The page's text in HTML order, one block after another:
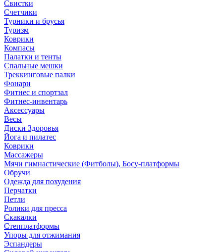
Свистки
Счетчики
Турники и брусья
Туризм
Коврики
Компасы
Палатки и тенты
Спальные мешки
Треккинговые палки
Фонари
Фитнес и спортзал
Фитнес-инвентарь
Аксессуары
Весы
Диски Здоровья
Йога и пилатес
Коврики
Массажеры
Мячи гимнастические (Фитболы), Босу-платформы
Обручи
Одежда для похудения
Перчатки
Петли
Ролики для пресса
Скакалки
Степплатформы
Упоры для отжимания
Эспандеры